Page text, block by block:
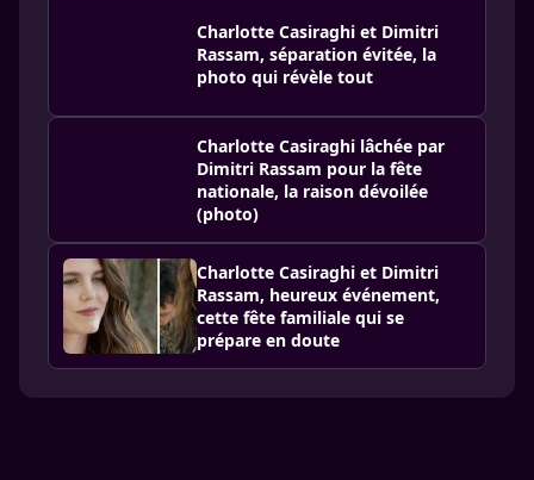
Charlotte Casiraghi et Dimitri
Rassam, séparation évitée, la
photo qui révèle tout
Charlotte Casiraghi lâchée par
Dimitri Rassam pour la fête
nationale, la raison dévoilée
(photo)
Charlotte Casiraghi et Dimitri
Rassam, heureux événement,
cette fête familiale qui se
prépare en doute